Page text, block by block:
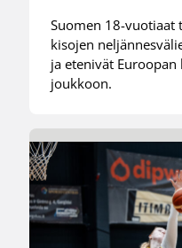
Suomen 18-vuotiaat
kisojen
ja etenivät Euroopan
joukkoon.